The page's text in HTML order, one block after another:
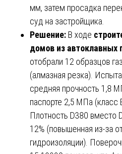
мм, затем просадка
суд на застройщика.
Решение: В ходе
домов из автоклавных
отобрали 12 образцов
(алмазная резка).
средняя прочность 1,8
паспорте 2,5 МПа (класс
Плотность D380 вместо
12% (повышенная из-за
гидроизоляции).